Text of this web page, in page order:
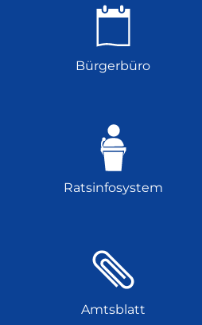
Bürgerbüro
Ratsinfosystem
Amtsblatt